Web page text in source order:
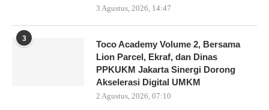
3 Agustus, 2026, 14:47
3
Toco Academy Volume 2, Bersama
Lion Parcel, Ekraf, dan Dinas
PPKUKM Jakarta Sinergi Dorong
Akselerasi Digital UMKM
2 Agustus, 2026, 07:10